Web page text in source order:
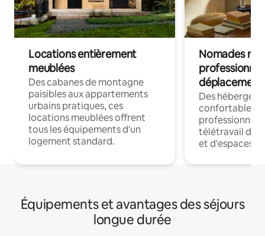
Locations entièrement
meublées
Des cabanes de montagne
paisibles aux appartements
urbains pratiques, ces
locations meublées offrent
tous les équipements d'un
logement standard.
Nomades
déplacement
Des
confortables
professionnels
télétravail
et d'espaces
Équipements et avantages des séjours
longue durée